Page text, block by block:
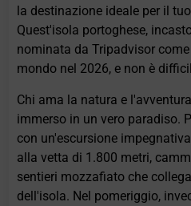
la destinazione ideale per il
Quest'isola portoghese,
nominata da Tripadvisor
mondo nel 2026, e non è
Chi ama la natura e
immerso in un vero paradiso.
con un'escursione
alla vetta di 1.800 metri,
sentieri mozzafiato che
dell'isola. Nel pomeriggio,